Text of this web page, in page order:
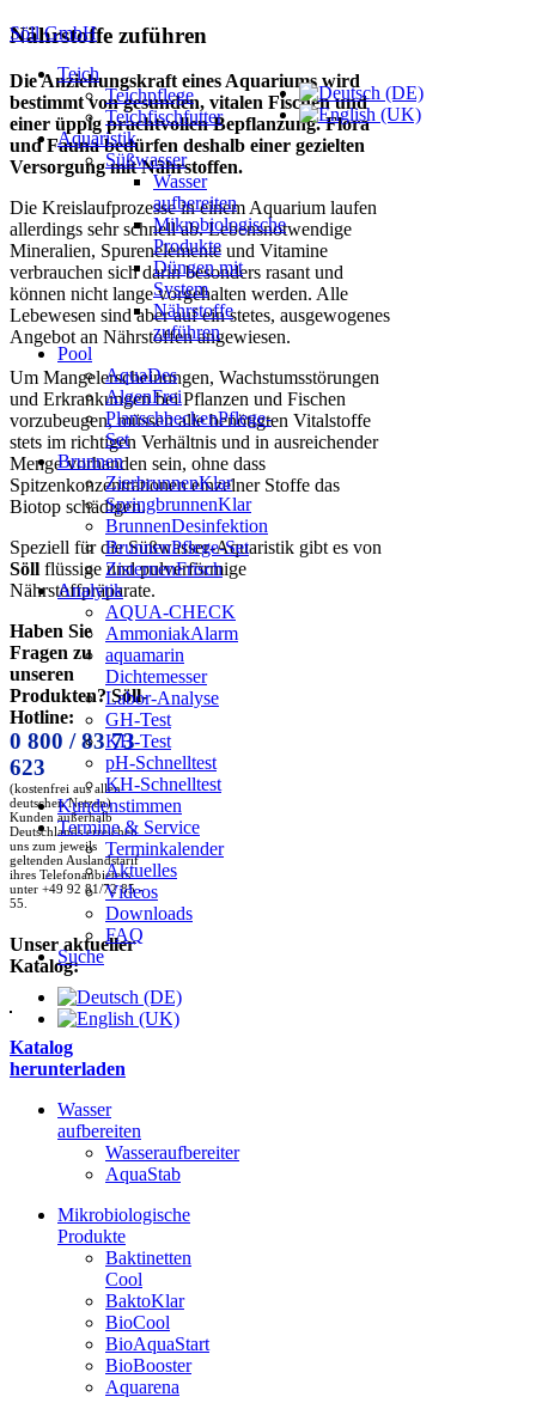
Söll GmbH
Teich
Teichpflege
Teichfischfutter
Aquaristik
Süßwasser
Wasser
aufbereiten
Mikrobiologische
Produkte
Düngen mit
System
Nährstoffe
zuführen
Pool
AquaDes
AlgenFrei
PlanschbeckenPflege-
Set
Brunnen
ZierbrunnenKlar
SpringbrunnenKlar
BrunnenDesinfektion
BrunnenPflege-Set
ZisternenFrisch
Analytik
AQUA-CHECK
AmmoniakAlarm
aquamarin
Dichtemesser
Labor-Analyse
GH-Test
KH-Test
pH-Schnelltest
KH-Schnelltest
Kundenstimmen
Termine & Service
Terminkalender
Aktuelles
Videos
Downloads
FAQ
Suche
Nährstoffe zuführen
Die Anziehungskraft eines Aquariums wird
bestimmt von gesunden, vitalen Fischen und
einer üppig prachtvollen Bepflanzung. Flora
und Fauna bedürfen deshalb einer gezielten
Versorgung mit Nährstoffen.
Die Kreislaufprozesse in einem Aquarium laufen
allerdings sehr schnell ab. Lebensnotwendige
Mineralien, Spurenelemente und Vitamine
verbrauchen sich darin besonders rasant und
können nicht lange vorgehalten werden. Alle
Lebewesen sind aber auf ein stetes, ausgewogenes
Angebot an Nährstoffen angewiesen.
Um Mangelerscheinungen, Wachstumsstörungen
und Erkrankungen bei Pflanzen und Fischen
vorzubeugen, müssen alle benötigten Vitalstoffe
stets im richtigen Verhältnis und in ausreichender
Menge vorhanden sein, ohne dass
Spitzenkonzentrationen einzelner Stoffe das
Biotop schädigen.
Speziell für die Süßwasser-Aquaristik gibt es von
Söll flüssige und pulverförmige
Nährstoffpräparate.
Haben Sie
Fragen zu
unseren
Produkten? Söll-
Hotline:
0 800 / 83 73
623
(kostenfrei aus allen
deutschen Netzen)
Kunden außerhalb
Deutschlands erreichen
uns zum jeweils
geltenden Auslandstarif
ihres Telefonanbieters
unter +49 92 81/72 85 -
55.
Unser aktueller
Katalog:
Katalog
herunterladen
Wasser
aufbereiten
Wasseraufbereiter
AquaStab
Mikrobiologische
Produkte
Baktinetten
Cool
BaktoKlar
BioCool
BioAquaStart
BioBooster
Aquarena